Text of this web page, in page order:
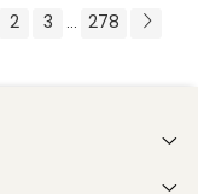
2 3 ... 278